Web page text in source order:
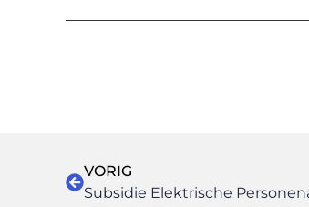
VORIG
Subsidie Elektrische